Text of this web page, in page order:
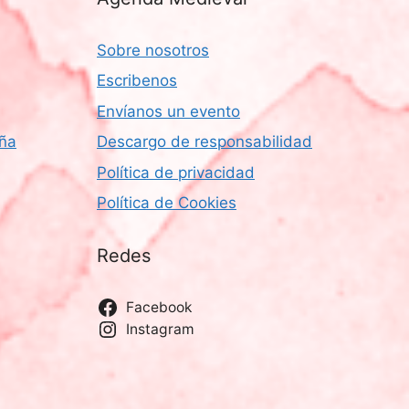
Sobre nosotros
Escribenos
Envíanos un evento
Descargo de responsabilidad
Política de privacidad
Política de Cookies
Redes
Facebook
Instagram